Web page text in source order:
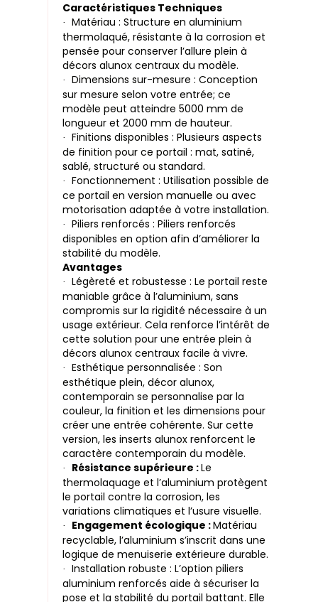
Caractéristiques Techniques
·
Matériau : Structure en aluminium
thermolaqué, résistante à la corrosion et
pensée pour conserver l’allure plein à
décors alunox centraux du modèle.
·
Dimensions sur-mesure : Conception
sur mesure selon votre entrée; ce
modèle peut atteindre 5000 mm de
longueur et 2000 mm de hauteur.
·
Finitions disponibles : Plusieurs aspects
de finition pour ce portail : mat, satiné,
sablé, structuré ou standard.
·
Fonctionnement : Utilisation possible de
ce portail en version manuelle ou avec
motorisation adaptée à votre installation.
·
Piliers renforcés : Piliers renforcés
disponibles en option afin d’améliorer la
stabilité du modèle.
Avantages
·
Légèreté et robustesse : Le portail reste
maniable grâce à l’aluminium, sans
compromis sur la rigidité nécessaire à un
usage extérieur. Cela renforce l’intérêt de
cette solution pour une entrée plein à
décors alunox centraux facile à vivre.
·
Esthétique personnalisée : Son
esthétique plein, décor alunox,
contemporain se personnalise par la
couleur, la finition et les dimensions pour
créer une entrée cohérente. Sur cette
version, les inserts alunox renforcent le
caractère contemporain du modèle.
· Résistance supérieure :Le
thermolaquage et l’aluminium protègent
le portail contre la corrosion, les
variations climatiques et l’usure visuelle.
· Engagement écologique :Matériau
recyclable, l’aluminium s’inscrit dans une
logique de menuiserie extérieure durable.
·
Installation robuste : L’option piliers
aluminium renforcés aide à sécuriser la
pose et la stabilité du portail battant. Elle